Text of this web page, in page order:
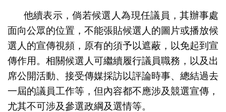
他續表示，倘若候選人為現任議員，其辦事處
面向公眾的位置，不能張貼候選人的圖片或播放候
選人的宣傳視頻，原有的須予以遮蔽，以免起到宣
傳作用。相關候選人可繼續履行議員職務，以及出
席公開活動、接受傳媒採訪以評論時事、總結過去
一屆的議員工作等，但內容都不應涉及競選宣傳，
尤其不可涉及參選政綱及選情等。